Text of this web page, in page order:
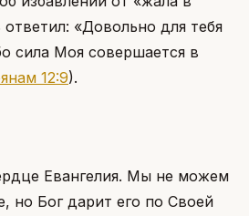
«Довольно для тебя
сила Моя совершается в
12:9).
Евангелия. Мы не можем
но Бог дарит его по Своей